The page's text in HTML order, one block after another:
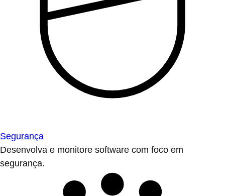
Segurança
Desenvolva e monitore software com foco em
segurança.